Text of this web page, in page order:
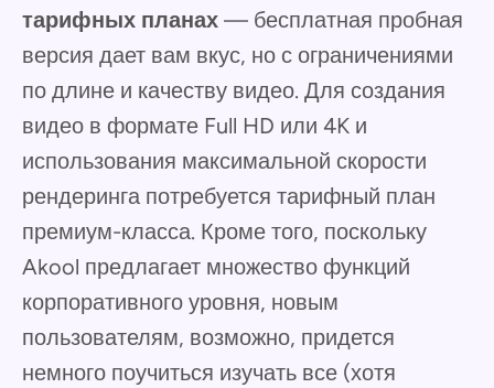
тарифных планах — бесплатная пробная
версия дает вам вкус, но с ограничениями
по длине и качеству видео. Для создания
видео в формате Full HD или 4K и
использования максимальной скорости
рендеринга потребуется тарифный план
премиум-класса. Кроме того, поскольку
Akool предлагает множество функций
корпоративного уровня, новым
пользователям, возможно, придется
немного поучиться изучать все (хотя